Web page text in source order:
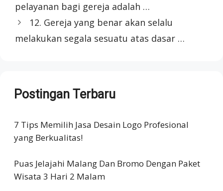
pelayanan bagi gereja adalah …
12. Gereja yang benar akan selalu
melakukan segala sesuatu atas dasar …
Postingan Terbaru
7 Tips Memilih Jasa Desain Logo Profesional
yang Berkualitas!
Puas Jelajahi Malang Dan Bromo Dengan Paket
Wisata 3 Hari 2 Malam